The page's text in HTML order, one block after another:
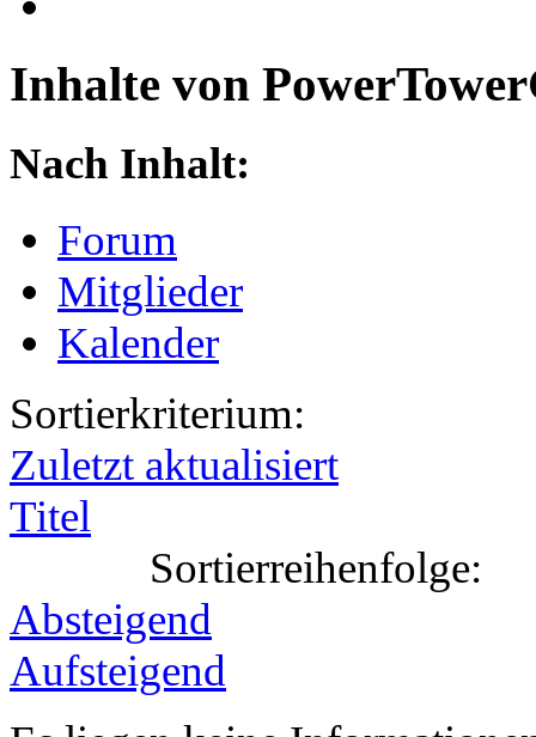
Inhalte von
Nach Inhalt:
Forum
Mitglieder
Kalender
Sortierkriterium:
Zuletzt aktualisiert
Titel
Sortierreihenfolge:
Absteigend
Aufsteigend